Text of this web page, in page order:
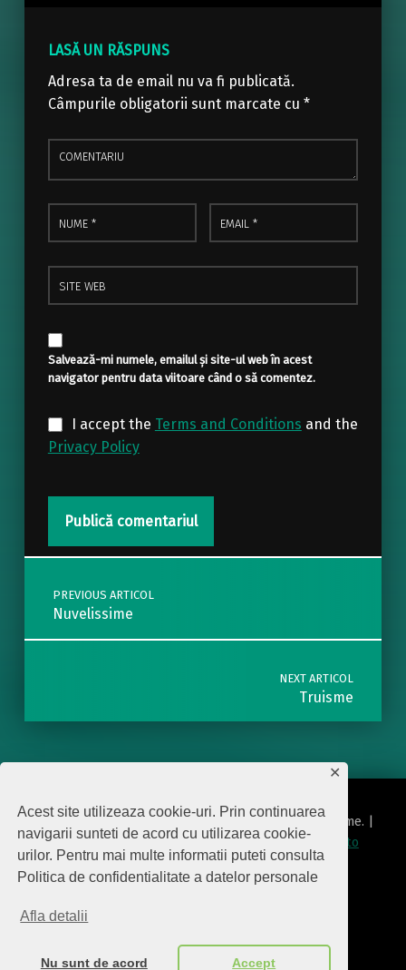
Acest site utilizeaza cookie-uri. Prin continuarea
navigarii sunteti de acord cu utilizarea cookie-
urilor. Pentru mai multe informatii puteti consulta
Politica de confidentialitate a datelor personale
Afla detalii
Nu sunt de acord Accept
✕
LASĂ UN RĂSPUNS
Adresa ta de email nu va fi publicată.
Câmpurile obligatorii sunt marcate cu *
Comentariu
Nume
* Email
*
Site web
Salvează-mi numele, emailul și site-ul web în acest
navigator pentru data viitoare când o să comentez.
I accept the Terms and Conditions and the
Privacy Policy
Post navigation
PREVIOUS ARTICOL
Nuvelissime
NEXT ARTICOL
Truisme
© 2026Editura Biscara |UsingModern WordPresstheme. |
Politica de protecţie date cu caracter personal |
Back to
top ↑
politica de confidentialitate
Back to top ↑